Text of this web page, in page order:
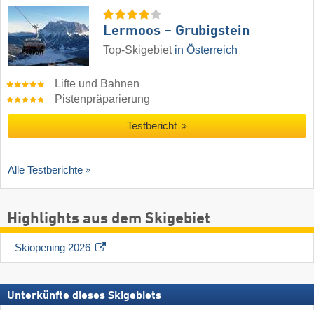
Lermoos – Grubigstein
Top-Skigebiet in Österreich
Lifte und Bahnen
Pistenpräparierung
Testbericht
Alle Testberichte
Highlights aus dem Skigebiet
Skiopening 2026
Unterkünfte dieses Skigebiets